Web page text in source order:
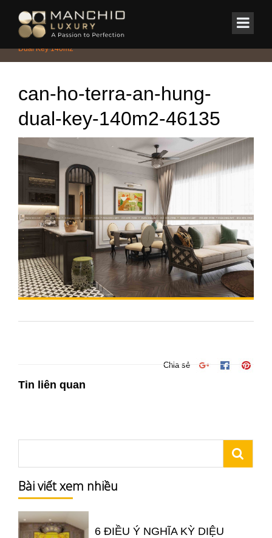
Home/CHUNG CƯ - PENTHOUSE - DUPLEX
Căn hộ Terra An Hưng
Dual Key 140m2
can-ho-terra-an-hung-
dual-key-140m2-46135
Chia sẻ
Tin liên quan
Bài viết xem nhiều
6 ĐIỀU Ý NGHĨA KỲ DIỆU